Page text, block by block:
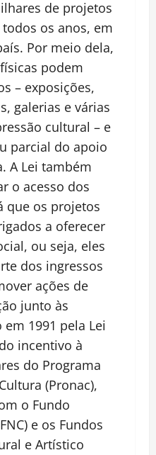
de projetos
os anos, em
Por meio dela,
podem
– exposições,
galerias e várias
cultural – e
parcial do apoio
A Lei também
o acesso dos
que os projetos
a oferecer
ou seja, eles
dos ingressos
ações de
junto às
1991 pela Lei
incentivo à
do Programa
(Pronac),
o Fundo
e os Fundos
e Artístico